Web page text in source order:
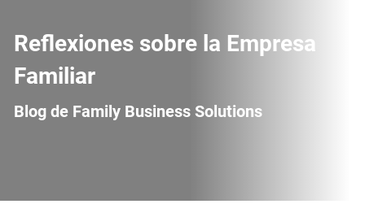
Reflexiones sobre la Empresa
Familiar
Blog de Family Business Solutions